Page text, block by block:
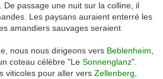
De passage une nuit sur la colline, il
Les paysans auraient enterré les
amandiers sauvages seraient
nous nous dirigeons vers Beblenheim
coteau célèbre "Le Sonnenglanz".
viticoles pour aller vers Zellenberg